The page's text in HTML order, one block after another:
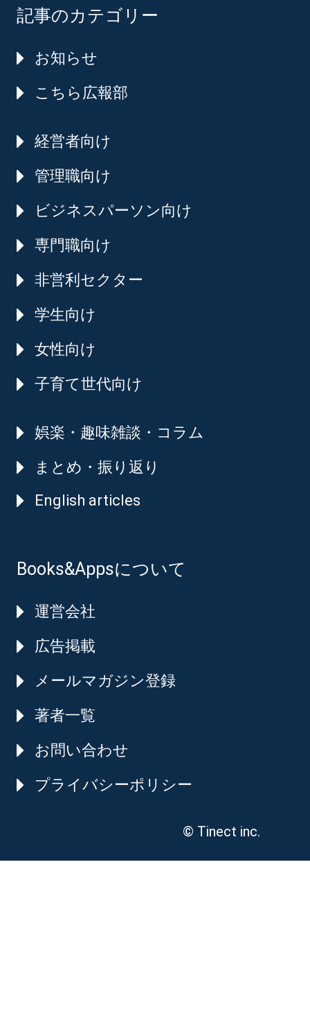
記事のカテゴリー
お知らせ
こちら広報部
経営者向け
管理職向け
ビジネスパーソン向け
専門職向け
非営利セクター
学生向け
女性向け
子育て世代向け
娯楽・趣味雑談・コラム
まとめ・振り返り
English articles
Books&Appsについて
運営会社
広告掲載
メールマガジン登録
著者一覧
お問い合わせ
プライバシーポリシー
© Tinect inc.